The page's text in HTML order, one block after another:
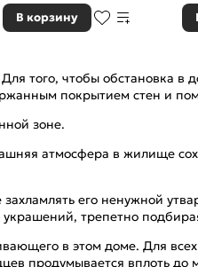
В корзину
того, чтобы обстановка в
покрытием стен и
зоне.
атмосфера в жилище
его ненужной
трепетно
в этом доме. Для
продумывается вплоть до